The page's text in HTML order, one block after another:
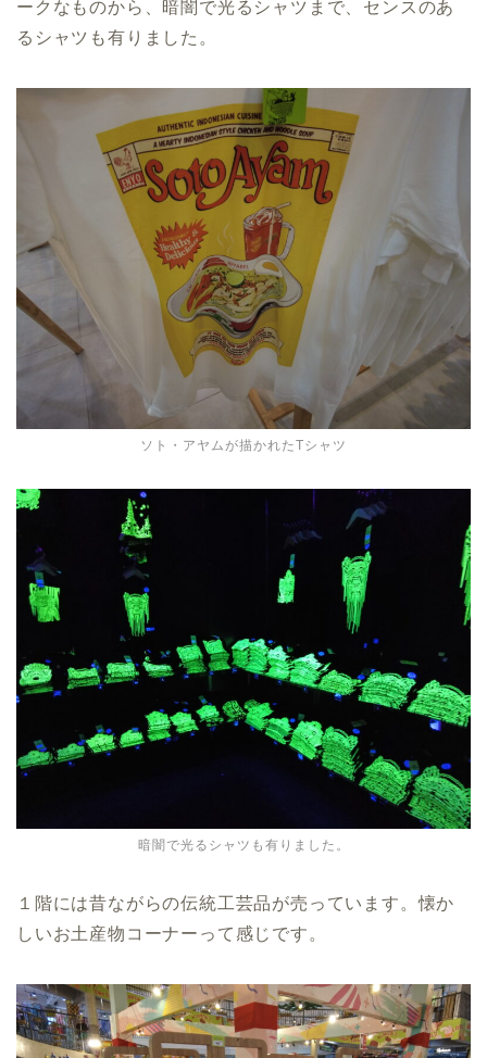
ークなものから、暗闇で光るシャツまで、センスのあ
るシャツも有りました。
ソト・アヤムが描かれたTシャツ
暗闇で光るシャツも有りました。
１階には昔ながらの伝統工芸品が売っています。懐か
しいお土産物コーナーって感じです。